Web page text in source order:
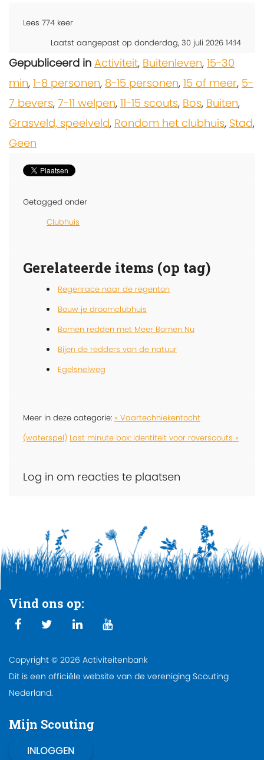
Lees 774 keer
Laatst aangepast op donderdag, 30 juli 2026 14:14
Gepubliceerd in Activiteit, Buitenleven, 15-30
min, 1-8 personen, 8-15 personen, 15 of meer, 5-
7 bevers, 7-11 welpen, 11-15 scouts, Bos, Buiten,
Grasveld, speelveld, Rondom het clubhuis, Stad,
Geen
Getagged onder
Clubhuis
Gerelateerde items (op tag)
Regenrace naar de regenton
Bouw je droomclubhuis
Bomen redden met Meer Bomen Nu
Bijen de redders van de natuur
Egelsnelweg
Meer in deze categorie: « Vaartechniekentocht
(waterspel) Last minute box: Identiteit voor roverscouts »
Log in om reacties te plaatsen
Vind ons op:
Copyright © 2026 Activiteitenbank
Dit is een officiële website van de vereniging Scouting
Nederland.
Mijn Scouting